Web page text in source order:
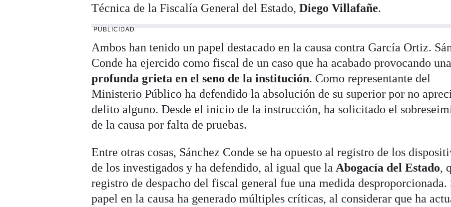
Técnica de la Fiscalía General del Estado, Diego Villafañe.
PUBLICIDAD
Ambos han tenido un papel destacado en la causa contra García Ortiz.
Conde ha ejercido como fiscal de un caso que ha acabado provocando una
profunda grieta en el seno de la institución. Como representante del
Ministerio Público ha defendido la absolución de su superior por no
delito alguno. Desde el inicio de la instrucción, ha solicitado el
de la causa por falta de pruebas.
Entre otras cosas, Sánchez Conde se ha opuesto al registro de los
de los investigados y ha defendido, al igual que la Abogacía del Estado,
registro de despacho del fiscal general fue una medida desproporcionada.
papel en la causa ha generado múltiples críticas, al considerar que ha